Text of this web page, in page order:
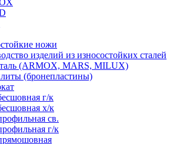
ножи
изделий из износостойких сталей
(ARMOX, MARS, MILUX)
(бронепластины)
г/к
х/к
св.
г/к